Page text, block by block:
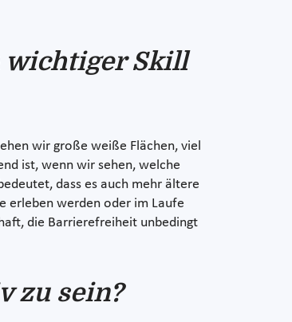
wichtiger Skill
wir große weiße Flächen, viel
ist, wenn wir sehen, welche
dass es auch mehr ältere
erleben werden oder im Laufe
die Barrierefreiheit unbedingt
zu sein?